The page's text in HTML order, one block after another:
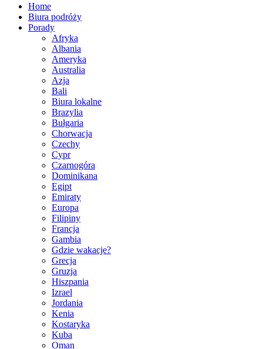
Home
Biura podróży
Porady
Afryka
Albania
Ameryka
Australia
Azja
Bali
Biura lokalne
Brazylia
Bułgaria
Chorwacja
Czechy
Cypr
Czarnogóra
Dominikana
Egipt
Emiraty
Europa
Filipiny
Francja
Gambia
Gdzie wakacje?
Grecja
Gruzja
Hiszpania
Izrael
Jordania
Kenia
Kostaryka
Kuba
Oman